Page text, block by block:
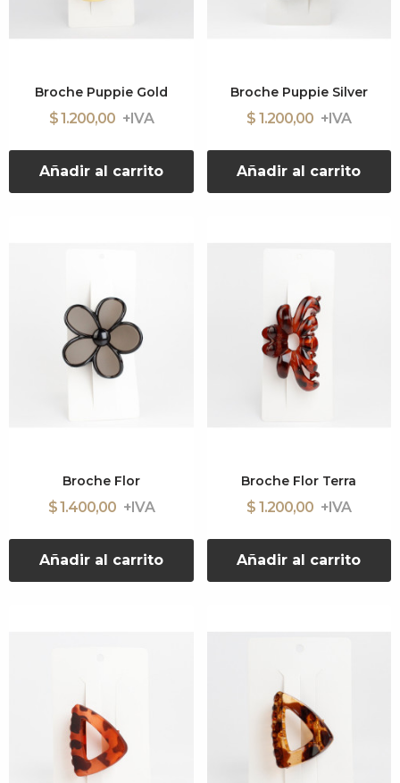
Broche Puppie Gold
$ 1.200,00
Añadir al carrito
Broche Puppie Silver
$ 1.200,00
Añadir al carrito
Broche Flor
$ 1.400,00
Añadir al carrito
Broche Flor Terra
$ 1.200,00
Añadir al carrito